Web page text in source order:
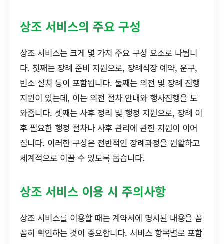
상조 서비스의 주요 구성
상조 서비스는 크게 몇 가지 주요 구성 요소로 나뉩니
다. 첫째는 장례 준비 지원으로, 장례식장 예약, 운구,
빈소 설치 등이 포함됩니다. 둘째는 의전 및 장례 진행
지원이 있는데, 이는 의전 절차 안내와 행사진행을 도
와줍니다. 셋째는 사후 정리 및 행정 지원으로, 장례 이
후 필요한 행정 절차나 사후 관리에 관한 지원이 이어
집니다. 이러한 구성은 전반적인 장례과정을 원활하고
체계적으로 이끌 수 있도록 돕습니다.
상조 서비스 이용 시 주의사항
상조 서비스를 이용할 때는 계약서에 명시된 내용을 꼼
꼼히 확인하는 것이 중요합니다. 서비스 항목별로 포함